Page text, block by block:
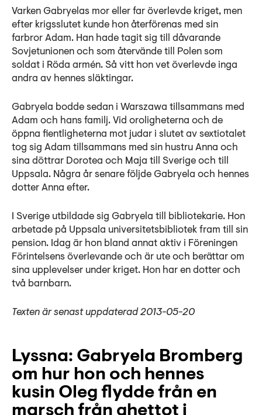
Varken Gabryelas mor eller far överlevde kriget, men
efter krigsslutet kunde hon återförenas med sin
farbror Adam. Han hade tagit sig till dåvarande
Sovjetunionen och som återvände till Polen som
soldat i Röda armén. Så vitt hon vet överlevde inga
andra av hennes släktingar.
Gabryela bodde sedan i Warszawa tillsammans med
Adam och hans familj. Vid oroligheterna och de
öppna fientligheterna mot judar i slutet av sextiotalet
tog sig Adam tillsammans med sin hustru Anna och
sina döttrar Dorotea och Maja till Sverige och till
Uppsala. Några år senare följde Gabryela och hennes
dotter Anna efter.
I Sverige utbildade sig Gabryela till bibliotekarie. Hon
arbetade på Uppsala universitetsbibliotek fram till sin
pension. Idag är hon bland annat aktiv i Föreningen
Förintelsens överlevande och är ute och berättar om
sina upplevelser under kriget. Hon har en dotter och
två barnbarn.
Texten är senast uppdaterad 2013-05-20
Lyssna: Gabryela Bromberg
om hur hon och hennes
kusin Oleg flydde från en
marsch från ghettot i